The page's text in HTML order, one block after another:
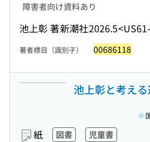
障害者向け資料あり
池上彰 著新潮社2026.5
著者標目（識別子） 00686118
池上彰と考え
紙 図書 児童書